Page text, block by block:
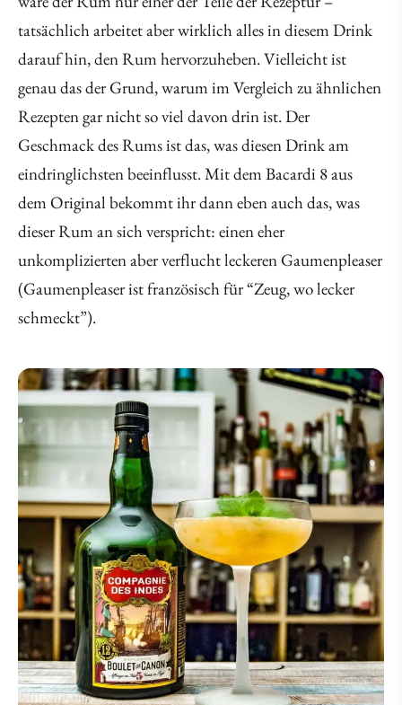
tatsächlich arbeitet aber wirklich alles in diesem Drink
darauf hin, den Rum hervorzuheben. Vielleicht ist
genau das der Grund, warum im Vergleich zu ähnlichen
Rezepten gar nicht so viel davon drin ist. Der
Geschmack des Rums ist das, was diesen Drink am
eindringlichsten beeinflusst. Mit dem Bacardi 8 aus
dem Original bekommt ihr dann eben auch das, was
dieser Rum an sich verspricht: einen eher
unkomplizierten aber verflucht leckeren Gaumenpleaser
(Gaumenpleaser ist französisch für “Zeug, wo lecker
schmeckt”).